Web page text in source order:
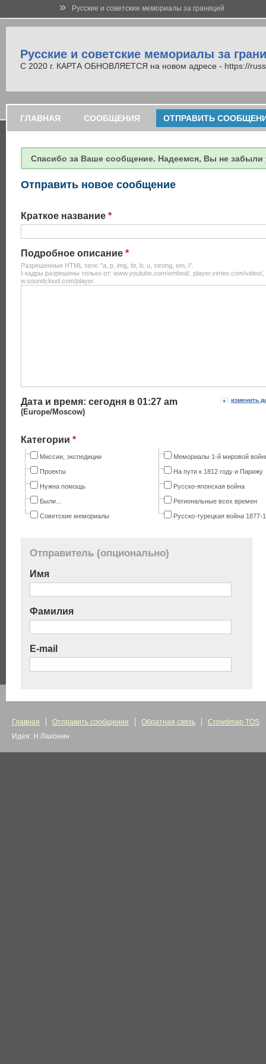
» Русские и советские мемориалы за границей
Русские и советские мемориалы за
С 2020 г. КАРТА ОБНОВЛЯЕТСЯ на новом адресе - https://
ГЛАВНАЯ СООБЩЕНИЯ ОТПРАВИТЬ
Спасибо за Ваше сообщение. Надеемся, Вы не забыли
Отправить новое сообщение
Краткое название *
Подробное описание *
Разрешенные HTML теги: "a, p, img, br, b, u, strong, em, i".
I-кадры разрешены только от: www.youtube.com/embed/, player.vimeo.com/video/,
w.soundcloud.com/player.
изменить
Дата и время: сегодня в 01:27 am
(Europe/Moscow)
Категории *
Миссии, экспедиции
Проекты
Нужна помощь
Были...
Советские мемориалы
Мемориалы 1-й мировой
На пути к 1812 году и Парижу
Русско-японская война
Региональные всех времен
Русско-турецкая война 1877-
Отправитель (опционально)
Имя
Фамилия
E-mail
Главная Отправить сообщение Обратная связь
Crowdmap TOS
Идея: Н.Лахонин